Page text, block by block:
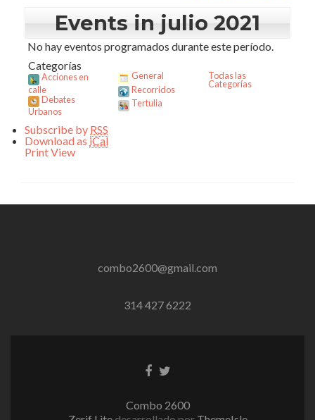
Events in julio 2021
No hay eventos programados durante este período.
Categorías
Acciones en
calle
Debates
Urbanos
General
Recorridos
Tertulia
Todas las
Categorías
Subscribe by RSS
Download as iCal
PrintView
combo2600@gmail.com
314 427 6222
EnlaceEnlace
Combo 2600